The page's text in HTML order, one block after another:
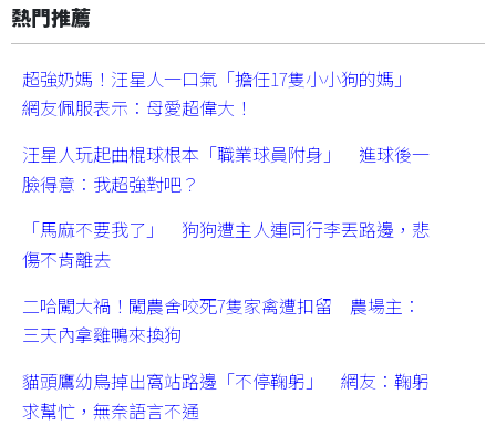
熱門推薦
超強奶媽！汪星人一口氣「擔任17隻小小狗的媽」
網友佩服表示：母愛超偉大！
汪星人玩起曲棍球根本「職業球員附身」 進球後一
臉得意：我超強對吧？
「馬麻不要我了」 狗狗遭主人連同行李丟路邊，悲
傷不肯離去
二哈闖大禍！闖農舍咬死7隻家禽遭扣留 農場主：
三天內拿雞鴨來換狗
貓頭鷹幼鳥掉出窩站路邊「不停鞠躬」 網友：鞠躬
求幫忙，無奈語言不通